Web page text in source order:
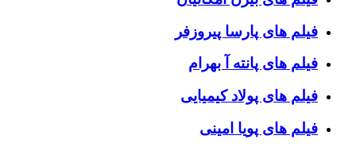
فیلم های پارسا پیروزفر
فیلم های پانته آ بهرام
فیلم های پولاد کیمیایی
فیلم های پویا امینی